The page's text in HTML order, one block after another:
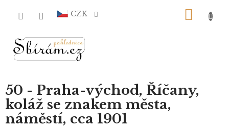
CZK
50 - Praha-východ, Říčany,
koláž se znakem města,
náměstí, cca 1901